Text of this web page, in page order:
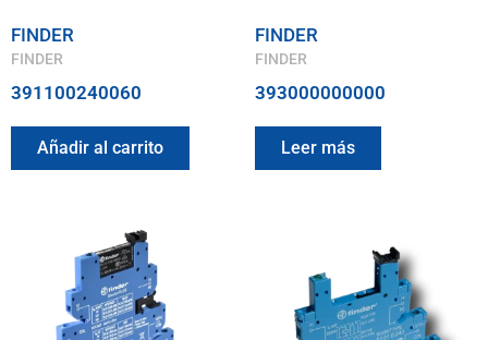
FINDER
FINDER
391100240060
Añadir al carrito
FINDER
FINDER
393000000000
Leer más